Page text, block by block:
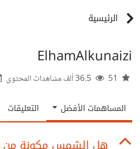
الرئيسية
ElhamAlkunaizi
المساهمات الأفضل التعليقات